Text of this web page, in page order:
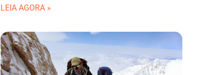
LEIA AGORA »